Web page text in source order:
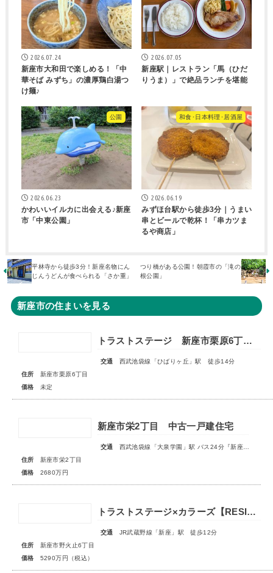
2026.07.24
新座市大和田で楽しめる！「中
華そば みずち」の濃厚鶏白湯つ
け麺♪
2026.07.05
新座駅｜レストラン「馬（ひだ
りうま）」で絶品ランチを堪能
公園
2026.06.23
かわいいイルカに出会える♪新座
市「中東公園」
和食･日本料理･居酒屋
2026.06.19
みずほ台駅から徒歩3分｜うまい
串とビールで乾杯！「串カツま
るや商店」
平林寺から徒歩3分！新座名物にん
じんうどんが食べられる「さか重」
つり橋がある公園！朝霞市の「滝の
根公園」
新座市の住まいを見る
トラストステージ 新座市栗原6丁目14期 全8区画 ◇販売予告◇
交通
西武池袋線「ひばりヶ丘」駅 徒歩14分
住所
新座市栗原6丁目
価格
未定
新座市栄2丁目 中古一戸建住宅
交通
西武池袋線「大泉学園」駅 バス24分『新座栄』停歩3分
住所
新座市栄2丁目
価格
2680万円
トラストステージ×カラーズ【RESIDENCE】新座市野火止6丁目53期 ★限定1棟 販売開始★
交通
JR武蔵野線「新座」駅 徒歩12分
住所
新座市野火止6丁目
価格
5290万円（税込）